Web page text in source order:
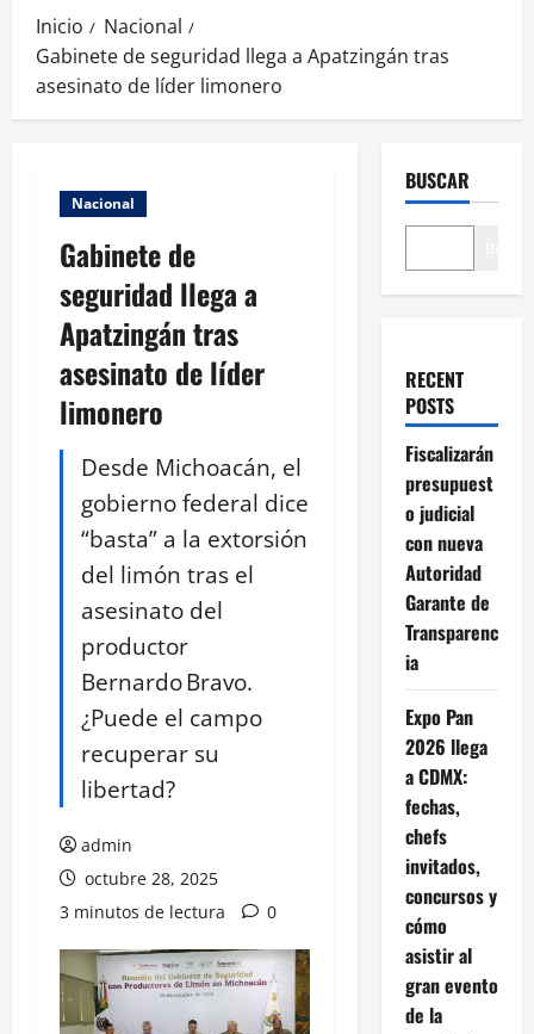
Inicio
Nacional
Gabinete de seguridad llega a Apatzingán tras
asesinato de líder limonero
Nacional
Gabinete de
seguridad llega a
Apatzingán tras
asesinato de líder
limonero
Desde Michoacán, el
gobierno federal dice
“basta” a la extorsión
del limón tras el
asesinato del
productor
Bernardo Bravo.
¿Puede el campo
recuperar su
libertad?
admin
octubre 28, 2025
3 minutos de lectura
0
BUSCAR
RECENT
POSTS
Fiscalizarán
presupuest
o judicial
con nueva
Autoridad
Garante de
Transparenc
ia
Expo Pan
2026 llega
a CDMX:
fechas,
chefs
invitados,
concursos y
cómo
asistir al
gran evento
de la